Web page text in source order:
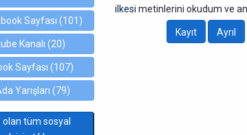
Sayfası (101)
Kanalı (20)
Sayfası (107)
Yarışları (79)
tüm sosyal
ilkesi metinlerini okudum ve